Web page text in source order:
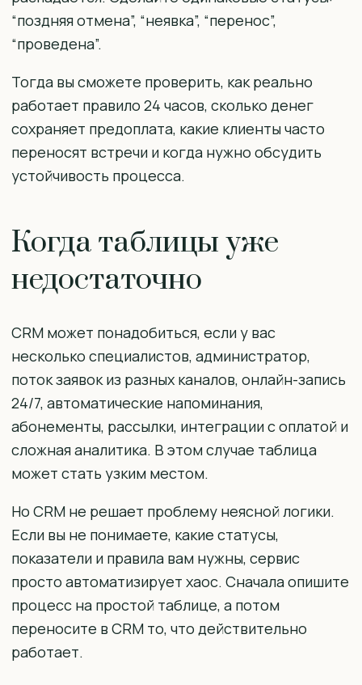
“поздняя отмена”, “неявка”, “перенос”,
“проведена”.
Тогда вы сможете проверить, как реально
работает правило 24 часов, сколько денег
сохраняет предоплата, какие клиенты часто
переносят встречи и когда нужно обсудить
устойчивость процесса.
Когда таблицы уже
недостаточно
CRM может понадобиться, если у вас
несколько специалистов, администратор,
поток заявок из разных каналов, онлайн-запись
24/7, автоматические напоминания,
абонементы, рассылки, интеграции с оплатой и
сложная аналитика. В этом случае таблица
может стать узким местом.
Но CRM не решает проблему неясной логики.
Если вы не понимаете, какие статусы,
показатели и правила вам нужны, сервис
просто автоматизирует хаос. Сначала опишите
процесс на простой таблице, а потом
переносите в CRM то, что действительно
работает.